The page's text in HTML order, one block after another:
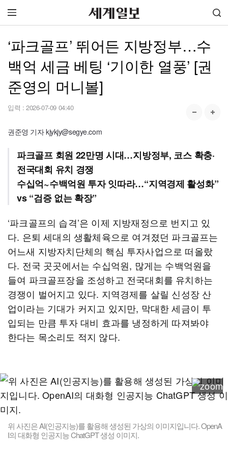
‘파크골프’ 뛰어든 지방정부…수
백억 세금 베팅 ‘기이한 열풍’ [권
준영의 머니볼]
입력 : 2026-07-09 04:40
권준영 기자 kjykjy@segye.com
파크골프 회원 22만명 시대…지방정부, 코스 확충·
전국대회 유치 경쟁
수십억~수백억원 투자 잇따라…“지역경제 활성화”
vs “검증 없는 확장”
‘파크골프의 습격’은 이제 지방재정으로 번지고 있
다. 은퇴 세대의 생활체육으로 여겨졌던 파크골프는
어느새 지방자치단체의 핵심 투자사업으로 떠올랐
다. 전국 곳곳에서는 수십억원, 많게는 수백억원을
들여 파크골프장을 조성하고 전국대회를 유치하는
경쟁이 벌어지고 있다. 지역경제를 살릴 신성장 산
업이라는 기대가 커지고 있지만, 막대한 세금이 투
입되는 만큼 투자 대비 효과를 냉정하게 따져봐야
한다는 목소리도 적지 않다.
위 사진은 AI(인공지능)를 활용해 생성된 가상의 이미지입니다. OpenA
I의 대화형 인공지능 ChatGPT 생성 이미지.